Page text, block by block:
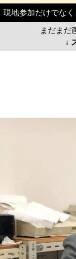
現地参加だけでな
まだまだ
↓